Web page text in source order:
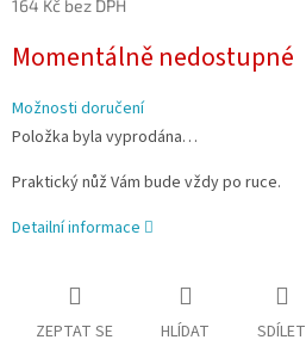
164 Kč bez DPH
cena:
Momentálně nedostupné
Možnosti doručení
Položka byla vyprodána…
Praktický nůž Vám bude vždy po ruce.
Detailní informace
ZEPTAT SE HLÍDAT SDÍLET